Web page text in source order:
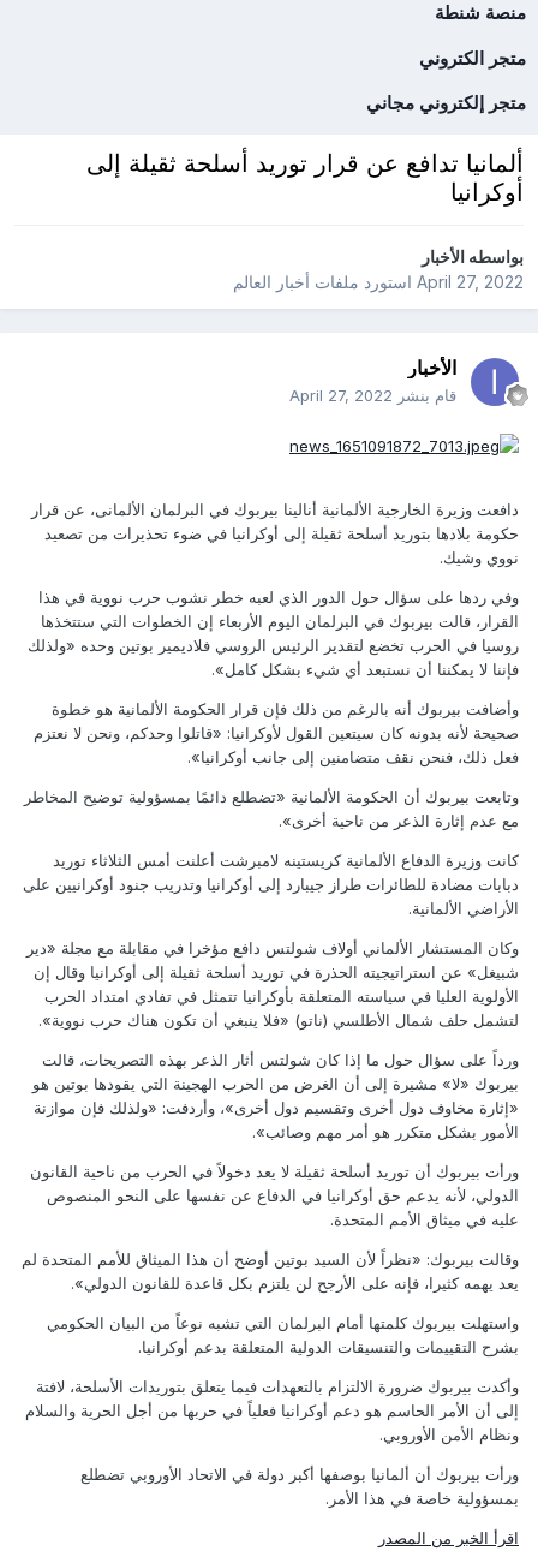
منصة شنطة
متجر الكتروني
متجر إلكتروني مجاني
ألمانيا تدافع عن قرار توريد أسلحة ثقيلة إلى
أوكرانيا
بواسطهالأخبار
April 27, 2022استورد ملفات أخبار العالم
الأخبار
قام بنشر April 27, 2022
دافعت وزيرة الخارجية الألمانية أنالينا بيربوك في البرلمان الألمانى، عن قرار
حكومة بلادها بتوريد أسلحة ثقيلة إلى أوكرانيا في ضوء تحذيرات من تصعيد
نووي وشيك.
وفي ردها على سؤال حول الدور الذي لعبه خطر نشوب حرب نووية في هذا
القرار، قالت بيربوك في البرلمان اليوم الأربعاء إن الخطوات التي ستتخذها
روسيا في الحرب تخضع لتقدير الرئيس الروسي فلاديمير بوتين وحده «ولذلك
فإننا لا يمكننا أن نستبعد أي شيء بشكل كامل».
وأضافت بيربوك أنه بالرغم من ذلك فإن قرار الحكومة الألمانية هو خطوة
صحيحة لأنه بدونه كان سيتعين القول لأوكرانيا: «قاتلوا وحدكم، ونحن لا نعتزم
فعل ذلك، فنحن نقف متضامنين إلى جانب أوكرانيا».
وتابعت بيربوك أن الحكومة الألمانية «تضطلع دائمًا بمسؤولية توضيح المخاطر
مع عدم إثارة الذعر من ناحية أخرى».
كانت وزيرة الدفاع الألمانية كريستينه لامبرشت أعلنت أمس الثلاثاء توريد
دبابات مضادة للطائرات طراز جيبارد إلى أوكرانيا وتدريب جنود أوكرانيين على
الأراضي الألمانية.
وكان المستشار الألماني أولاف شولتس دافع مؤخرا في مقابلة مع مجلة «دير
شبيغل» عن استراتيجيته الحذرة في توريد أسلحة ثقيلة إلى أوكرانيا وقال إن
الأولوية العليا في سياسته المتعلقة بأوكرانيا تتمثل في تفادي امتداد الحرب
لتشمل حلف شمال الأطلسي (ناتو) «فلا ينبغي أن تكون هناك حرب نووية».
ورداً على سؤال حول ما إذا كان شولتس أثار الذعر بهذه التصريحات، قالت
بيربوك «لا» مشيرة إلى أن الغرض من الحرب الهجينة التي يقودها بوتين هو
«إثارة مخاوف دول أخرى وتقسيم دول أخرى»، وأردفت: «ولذلك فإن موازنة
الأمور بشكل متكرر هو أمر مهم وصائب».
ورأت بيربوك أن توريد أسلحة ثقيلة لا يعد دخولاً في الحرب من ناحية القانون
الدولي، لأنه يدعم حق أوكرانيا في الدفاع عن نفسها على النحو المنصوص
عليه في ميثاق الأمم المتحدة.
وقالت بيربوك: «نظراً لأن السيد بوتين أوضح أن هذا الميثاق للأمم المتحدة لم
يعد يهمه كثيرا، فإنه على الأرجح لن يلتزم بكل قاعدة للقانون الدولي».
واستهلت بيربوك كلمتها أمام البرلمان التي تشبه نوعاً من البيان الحكومي
بشرح التقييمات والتنسيقات الدولية المتعلقة بدعم أوكرانيا.
وأكدت بيربوك ضرورة الالتزام بالتعهدات فيما يتعلق بتوريدات الأسلحة، لافتة
إلى أن الأمر الحاسم هو دعم أوكرانيا فعلياً في حربها من أجل الحرية والسلام
ونظام الأمن الأوروبي.
ورأت بيربوك أن ألمانيا بوصفها أكبر دولة في الاتحاد الأوروبي تضطلع
بمسؤولية خاصة في هذا الأمر.
اقرأ الخبر من المصدر